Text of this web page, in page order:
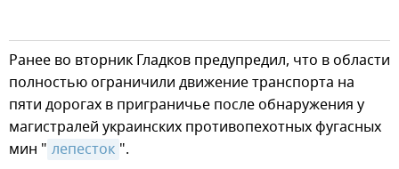
Ранее во вторник Гладков предупредил, что в области
полностью ограничили движение транспорта на
пяти дорогах в приграничье после обнаружения у
магистралей украинских противопехотных фугасных
мин " лепесток ".